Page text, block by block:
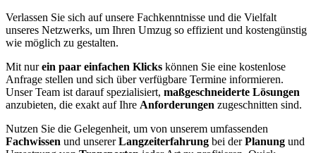
Verlassen Sie sich auf unsere Fachkenntnisse und die Vielfalt
unseres Netzwerks, um Ihren Umzug so effizient und kostengünstig
wie möglich zu gestalten.
Mit nurein paar einfachen Klicks können Sie eine kostenlose
Anfrage stellen und sich über verfügbare Termine informieren.
Unser Team ist darauf spezialisiert, maßgeschneiderte Lösungen
anzubieten, die exakt auf Ihre Anforderungen zugeschnitten sind.
Nutzen Sie die Gelegenheit, um von unserem umfassenden
Fachwissen und unsererLangzeiterfahrung bei derPlanung und